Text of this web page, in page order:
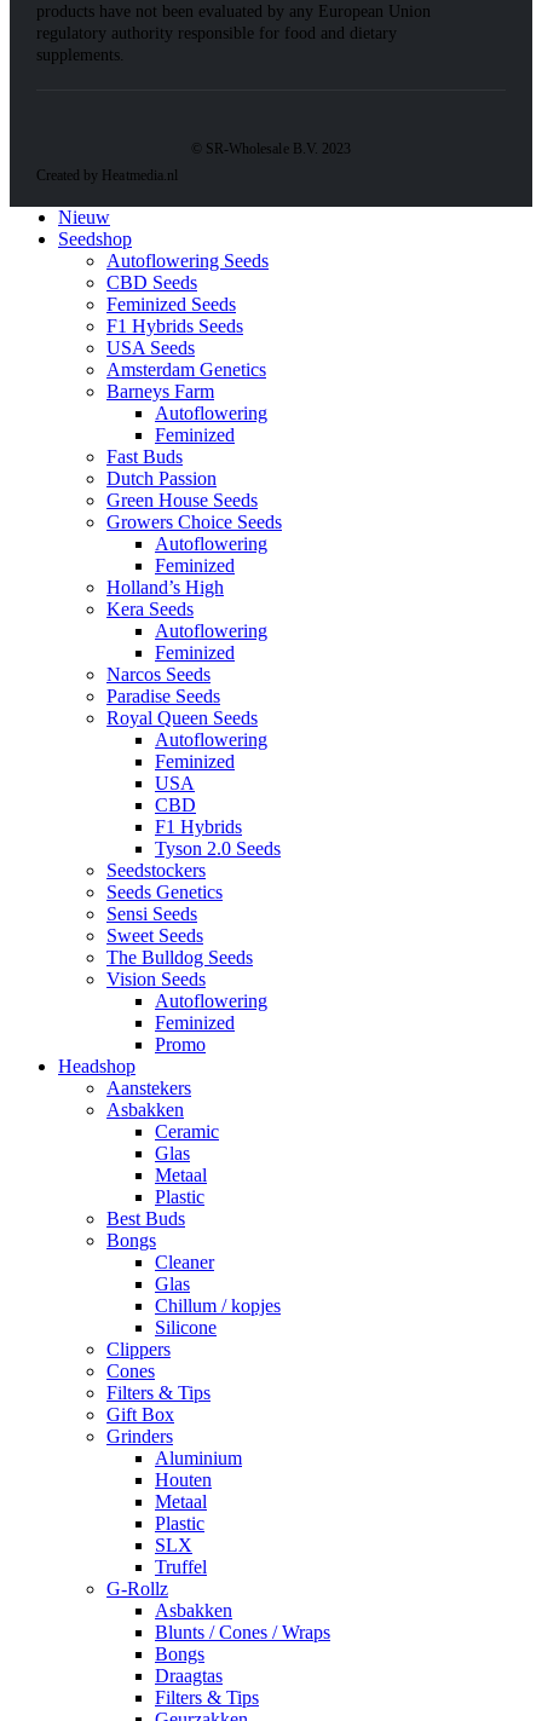
products have not been evaluated by any European Union
regulatory authority responsible for food and dietary
supplements.
© SR-Wholesale B.V. 2023
Created by Heatmedia.nl
Nieuw
Seedshop
Autoflowering Seeds
CBD Seeds
Feminized Seeds
F1 Hybrids Seeds
USA Seeds
Amsterdam Genetics
Barneys Farm
Autoflowering
Feminized
Fast Buds
Dutch Passion
Green House Seeds
Growers Choice Seeds
Autoflowering
Feminized
Holland’s High
Kera Seeds
Autoflowering
Feminized
Narcos Seeds
Paradise Seeds
Royal Queen Seeds
Autoflowering
Feminized
USA
CBD
F1 Hybrids
Tyson 2.0 Seeds
Seedstockers
Seeds Genetics
Sensi Seeds
Sweet Seeds
The Bulldog Seeds
Vision Seeds
Autoflowering
Feminized
Promo
Headshop
Aanstekers
Asbakken
Ceramic
Glas
Metaal
Plastic
Best Buds
Bongs
Cleaner
Glas
Chillum / kopjes
Silicone
Clippers
Cones
Filters & Tips
Gift Box
Grinders
Aluminium
Houten
Metaal
Plastic
SLX
Truffel
G-Rollz
Asbakken
Blunts / Cones / Wraps
Bongs
Draagtas
Filters & Tips